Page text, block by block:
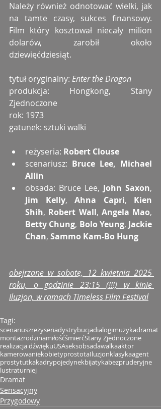
Należy również odnotować wielki, jak
na tamte czasy, sukces finansowy.
Film który kosztował niecały milion
dolarów, zarobił około
dziewięćdziesiąt.
tytuł oryginalny: Enter the Dragon
produkcja: Hongkong, Stany
Zjednoczone
rok: 1973
gatunek: sztuki walki
reżyseria: Robert Clouse
scenariusz: Bruce Lee, Michael
Allin
obsada: Bruce Lee, John Saxon
Jim Kelly, Ahna Capri, Kien
Shih, Robert Wall, Angela Mao
Betty Chung, Bolo Yeung, Jackie
Chan, Sammo Kam-Bo Hung
obejrzane w sobotę, 12 kwietnia 2025
roku, o godzinie 23:15 (!!!) w kinie
Iluzjon, w ramach Timeless Film Festival
Tagi:
scenariuszreżyseriadystrybucjadialogimuzykadramat
montażrodzinamiłośćśmierćStany Zjednoczone
realizacja dźwiękuUSAseksobsadawalkaaktor
kamerowaniekobietyprostotaIluzjonklasykaagent
prostytutkakadrypojedynekbijatykabezpruderyjne
lustraturniej
Dramat
Sensacyjny
Przygodowy